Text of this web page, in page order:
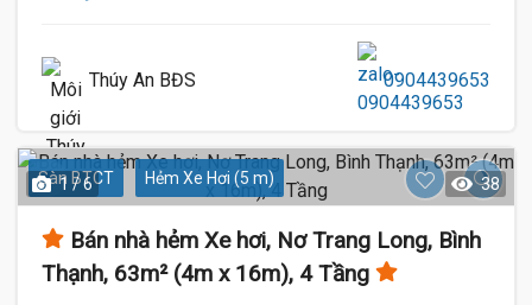
Thúy An BĐS 0904439653
Sàn BTCT Hẻm Xe Hơi (5 m)
1 / 6 38
Bán nhà hẻm Xe hơi, Nơ Trang Long, Bình
Thạnh, 63m² (4m x 16m), 4 Tầng